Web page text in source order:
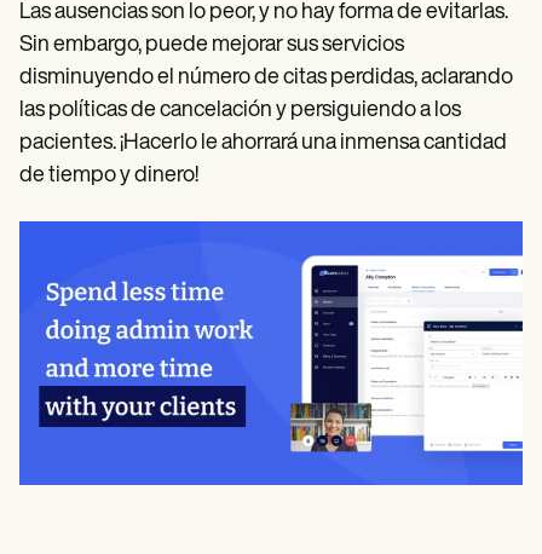
Las ausencias son lo peor, y no hay forma de evitarlas.
Sin embargo, puede mejorar sus servicios
disminuyendo el número de citas perdidas, aclarando
las políticas de cancelación y persiguiendo a los
pacientes. ¡Hacerlo le ahorrará una inmensa cantidad
de tiempo y dinero!